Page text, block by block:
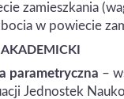
zamieszkania
w powiecie
parametryczna –
Jednostek